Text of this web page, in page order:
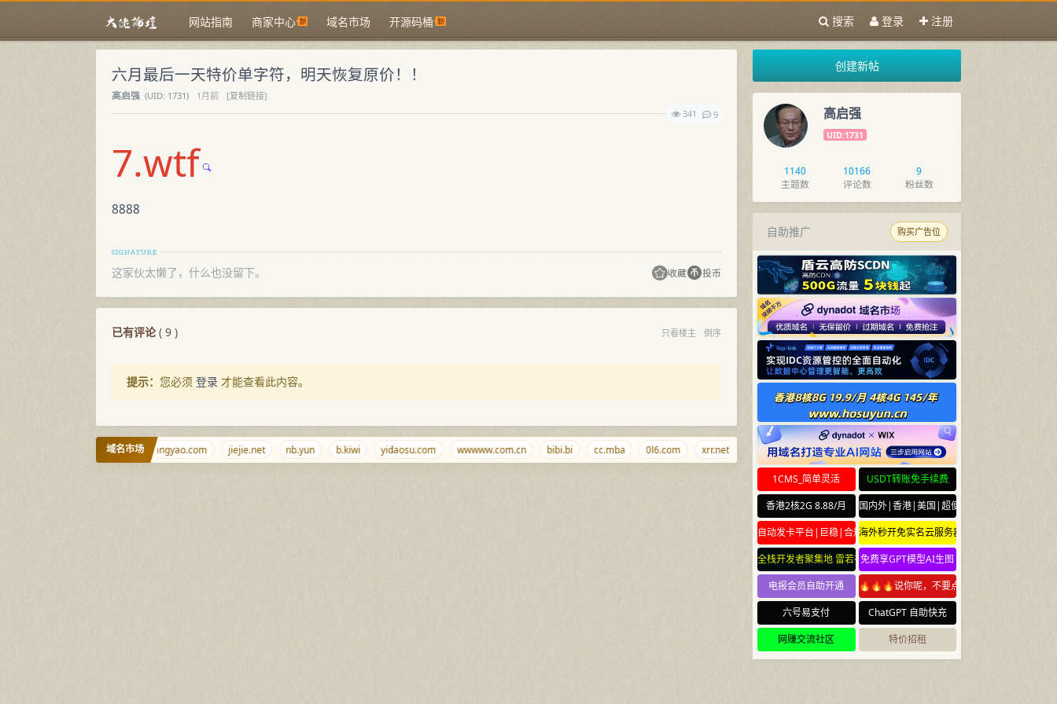
网站指南 商家中心 域名市场 开源码桶 搜索 登录 注册
六月最后一天特价单字符，明天恢复原价！！
高启强 (UID: 1731) 1月前
[复制链接]
341
9
7.wtf
8888
这家伙太懒了，什么也没留下。 收藏 投币
已有评论( 9 ) 只看楼主 倒序
提示： 您必须 登录 才能查看此内容。
域名市场
shaobi.com xiangyao.com jiejie.net nb.yun b.kiwi yidaosu.com wwwww.com.cn bibi.bi cc.mba 0l6.com xrr.net qjqj.net lhz.net shabi.net baidu.sb
创建新帖
高启强
UID:1731
1140
主题数
10166
评论数
9
粉丝数
自助推广 购买广告位
1CMS_简单灵活
USDT转账免手续费
香港2核2G 8.88/月
国内外|香港|美国|超便宜云服务器
自动发卡平台|巨稳|合规海外秒开免实名云服务器
全栈开发者聚集地 雷若社区 leiruo.com
免费享GPT模型AI生图
电报会员自助开通
🔥🔥🔥说你呢，不要点🔥🔥🔥
六号易支付
ChatGPT 自助快充
网赚交流社区
特价招租